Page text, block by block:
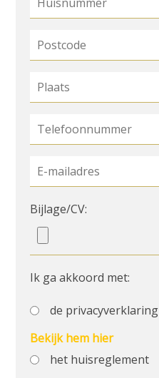
Bijlage/CV:
Ik ga akkoord met:
de privacyverklaring
Bekijk hem hier
het huisreglement